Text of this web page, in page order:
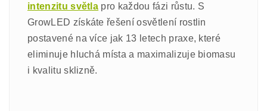
intenzitu světla pro každou fázi růstu. S
GrowLED získáte řešení osvětlení rostlin
postavené na více jak 13 letech praxe, které
eliminuje hluchá místa a maximalizuje biomasu
i kvalitu sklizně.